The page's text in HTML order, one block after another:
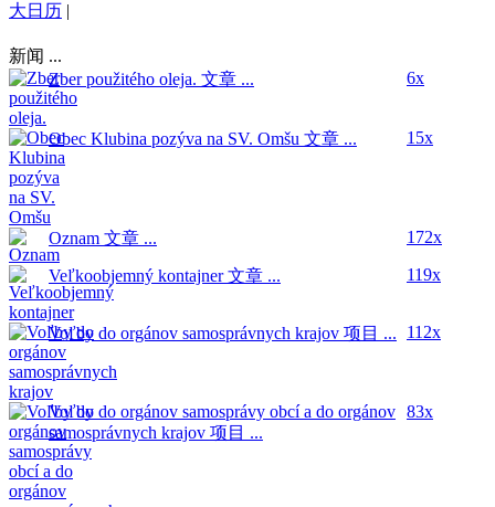
大日历 |
新闻 ...
Zber použitého oleja. 文章 ... 6x
Obec Klubina pozýva na SV. Omšu 文章 ... 15x
Oznam 文章 ... 172x
Veľkoobjemný kontajner文章 ... 119x
Voľby do orgánov samosprávnych krajov 项目 ... 112x
Voľby do orgánov samosprávy obcí a do orgánov
samosprávnych krajov 项目 ...
83x